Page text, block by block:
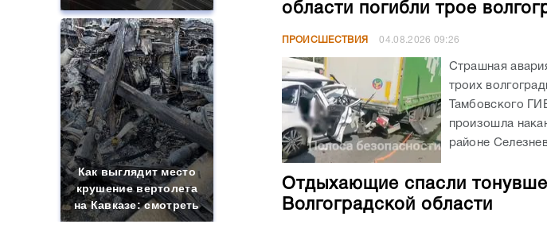
Как выглядит место
крушение вертолета
на Кавказе: смотреть
области погибли трое
ПРОИСШЕСТВИЯ 04.08.2026 09:26
Страшная
троих
Тамбовского
произошла
районе
Отдыхающие спасли
Волгоградской области